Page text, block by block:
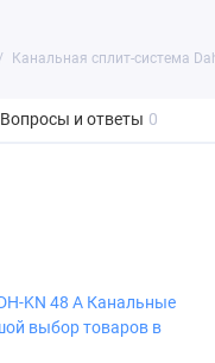
Канальная сплит-система
Вопросы и ответы 0